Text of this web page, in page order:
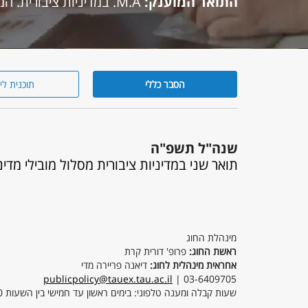
הסבר כללי תוכנית
שנה"ל תשפ"ה
תואר שני במדיניות ציבורית מסלול מובילי
מינהלת החוג
ראשת החוג: פרופ' דורית קרת
אחראית מינהלית לחוג: דיאנה פריירה מדי
publicpolicy@tauex.tau.ac.il | 03-6409705
שעות קבלה ומענה טלפוני: בימים ראשון עד חמישי בין השעות 09:00-15:00